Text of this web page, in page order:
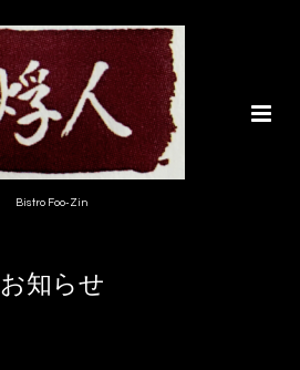
Bistro Foo-Zin
お知らせ